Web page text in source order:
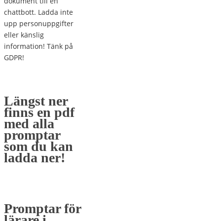
chattbott. Ladda inte
upp personuppgifter
eller känslig
information! Tänk på
GDPR!
Längst ner
finns en pdf
med alla
promptar
som du kan
ladda ner!
Promptar för